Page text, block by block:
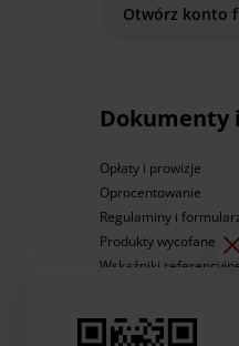
Otwórz konto
Dokumenty
Opłaty i prowizje
Oprocentowanie
Regulaminy i
Produkty wycofane
Wskaźniki